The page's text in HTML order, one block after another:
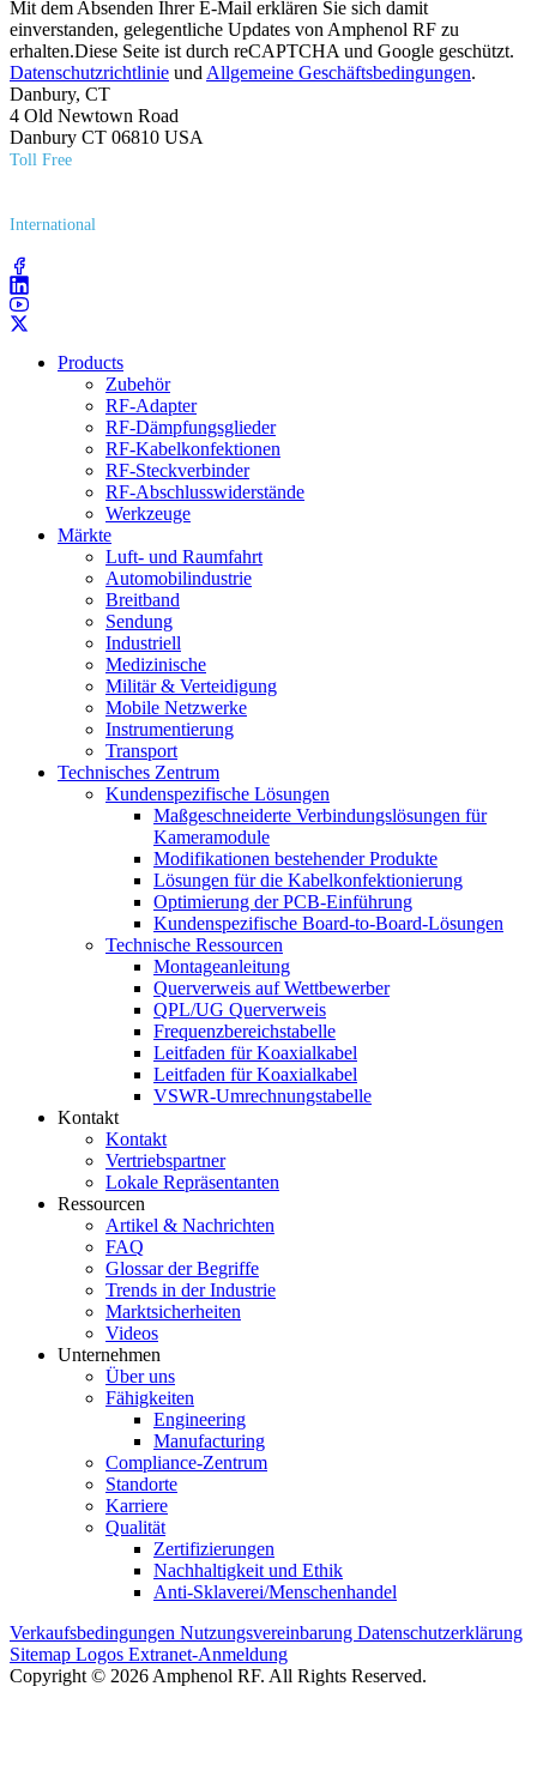
Mit dem Absenden Ihrer E-Mail erklären Sie sich damit
einverstanden, gelegentliche Updates von Amphenol RF zu
erhalten.Diese Seite ist durch reCAPTCHA und Google geschützt.
Datenschutzrichtlinie und Allgemeine Geschäftsbedingungen.
Danbury, CT
4 Old Newtown Road
Danbury CT 06810 USA
Toll Free
International
Products
Zubehör
RF-Adapter
RF-Dämpfungsglieder
RF-Kabelkonfektionen
RF-Steckverbinder
RF-Abschlusswiderstände
Werkzeuge
Märkte
Luft- und Raumfahrt
Automobilindustrie
Breitband
Sendung
Industriell
Medizinische
Militär & Verteidigung
Mobile Netzwerke
Instrumentierung
Transport
Technisches Zentrum
Kundenspezifische Lösungen
Maßgeschneiderte Verbindungslösungen für
Kameramodule
Modifikationen bestehender Produkte
Lösungen für die Kabelkonfektionierung
Optimierung der PCB-Einführung
Kundenspezifische Board-to-Board-Lösungen
Technische Ressourcen
Montageanleitung
Querverweis auf Wettbewerber
QPL/UG Querverweis
Frequenzbereichstabelle
Leitfaden für Koaxialkabel
Leitfaden für Koaxialkabel
VSWR-Umrechnungstabelle
Kontakt
Kontakt
Vertriebspartner
Lokale Repräsentanten
Ressourcen
Artikel & Nachrichten
FAQ
Glossar der Begriffe
Trends in der Industrie
Marktsicherheiten
Videos
Unternehmen
Über uns
Fähigkeiten
Engineering
Manufacturing
Compliance-Zentrum
Standorte
Karriere
Qualität
Zertifizierungen
Nachhaltigkeit und Ethik
Anti-Sklaverei/Menschenhandel
Verkaufsbedingungen Nutzungsvereinbarung Datenschutzerklärung
Sitemap Logos Extranet-Anmeldung
Copyright © 2026 Amphenol RF. All Rights Reserved.